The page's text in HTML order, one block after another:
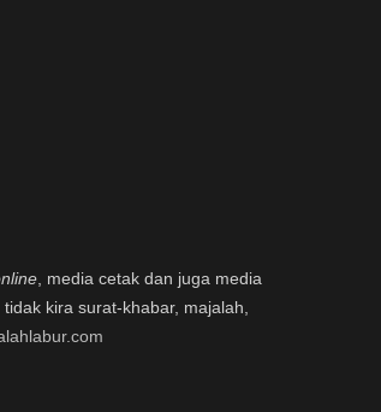
, media cetak dan juga media
kira surat-khabar, majalah,